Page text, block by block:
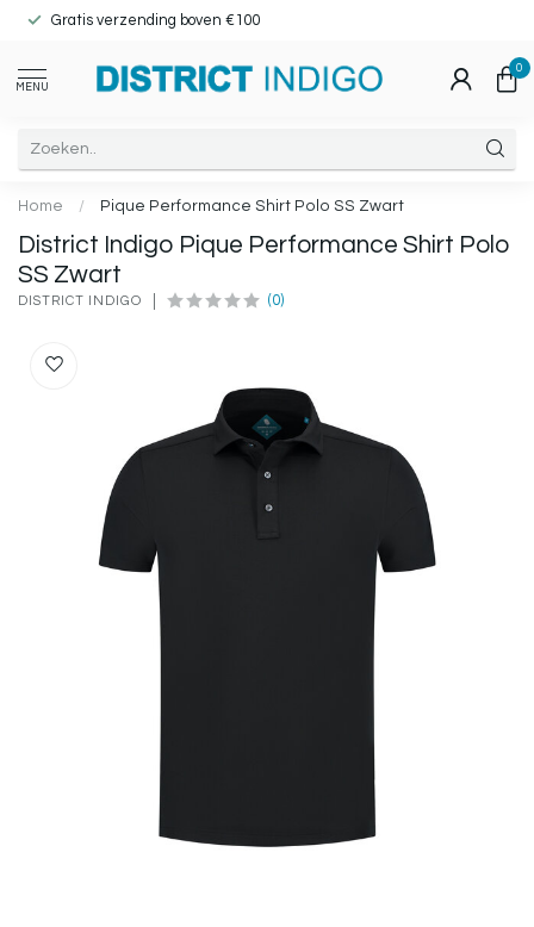
Gratis verzending boven €100
MENU
0
Home / Pique Performance Shirt Polo SS Zwart
District Indigo Pique Performance Shirt Polo
SS Zwart
DISTRICT INDIGO (0)